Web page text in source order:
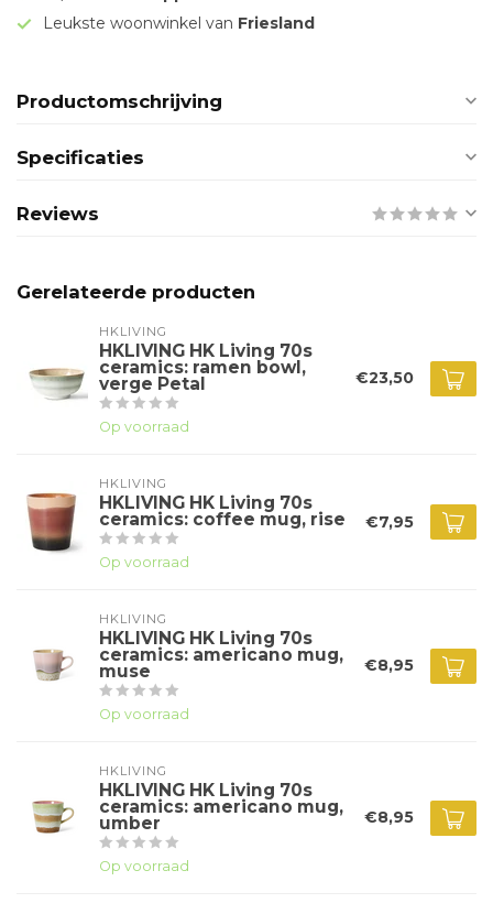
Leukste woonwinkel van Friesland
Productomschrijving
Specificaties
Reviews
Gerelateerde producten
HKLIVING
HKLIVING HK Living 70s
ceramics: ramen bowl,
verge Petal
Op voorraad
€23,50
HKLIVING
HKLIVING HK Living 70s
ceramics: coffee mug, rise
Op voorraad
€7,95
HKLIVING
HKLIVING HK Living 70s
ceramics: americano mug,
muse
Op voorraad
€8,95
HKLIVING
HKLIVING HK Living 70s
ceramics: americano mug,
umber
Op voorraad
€8,95